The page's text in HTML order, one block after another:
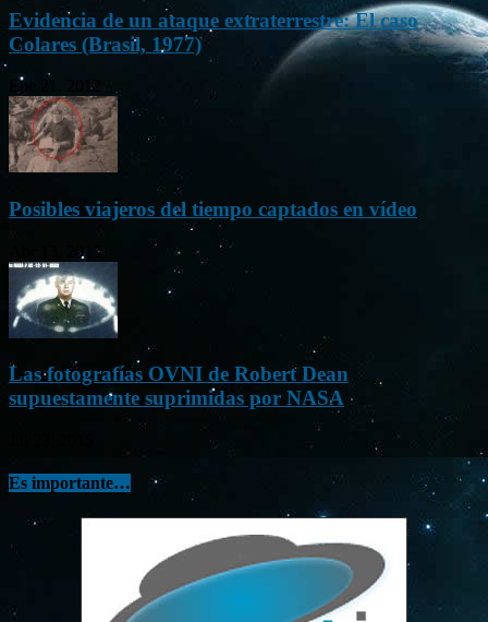
Evidencia de un ataque extraterrestre: El caso
Colares (Brasil, 1977)
Ene 21, 2012
Posibles viajeros del tiempo captados en vídeo
Abr 13, 2013
Las fotografías OVNI de Robert Dean
supuestamente suprimidas por NASA
Es importante…